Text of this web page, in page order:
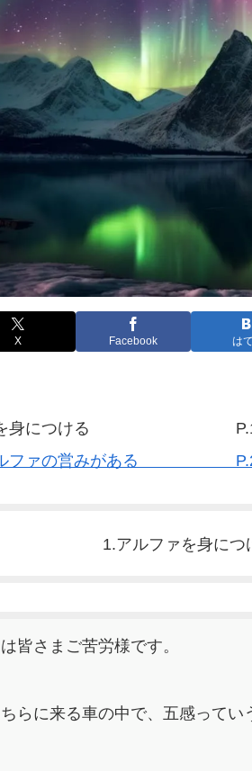
X Facebook は
ァを身につける
ルファの営みがある
1.アルファを
皆さまご苦労様です。
らに来る車の中で、五感ってい